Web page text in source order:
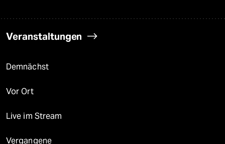
Veranstaltungen
Demnächst
Vor Ort
Live im Stream
Vergangene